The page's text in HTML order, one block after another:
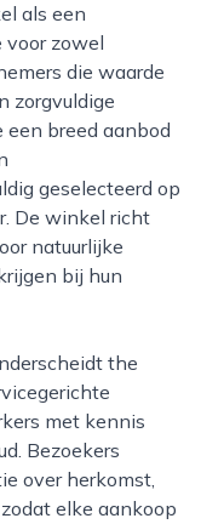
als een
voor zowel
die waarde
zorgvuldige
breed aanbod
geselecteerd op
De winkel richt
natuurlijke
bij hun
met kennis
Bezoekers
over herkomst,
elke aankoop